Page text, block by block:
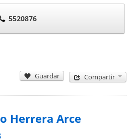
5520876
Guardar Compartir
Herrera Arce